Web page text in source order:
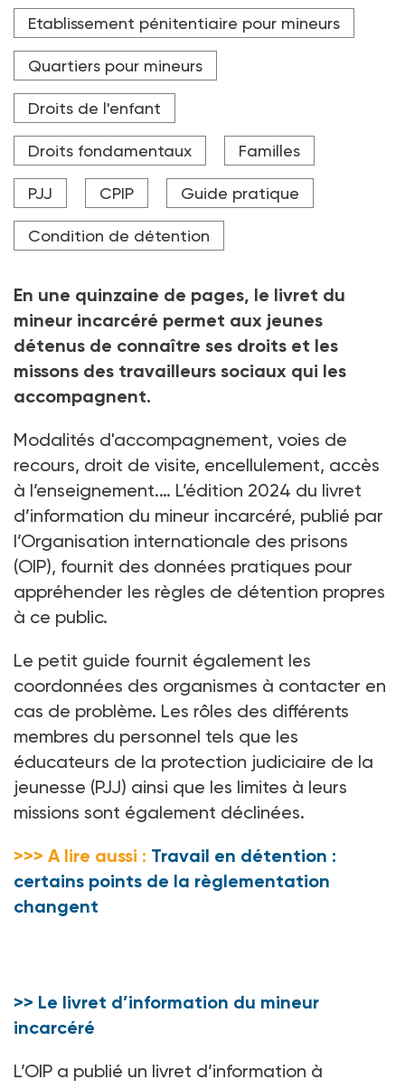
Etablissement pénitentiaire pour mineurs
Quartiers pour mineurs
Droits de l'enfant
Droits fondamentaux Familles
PJJ CPIP Guide pratique
Condition de détention
En une quinzaine de pages, le livret du
mineur incarcéré permet aux jeunes
détenus de connaître ses droits et les
missons des travailleurs sociaux qui les
accompagnent.
Modalités d'accompagnement, voies de
recours, droit de visite, encellulement, accès
à l’enseignement.… L’édition 2024 du livret
d’information du mineur incarcéré, publié par
l’Organisation internationale des prisons
(OIP), fournit des données pratiques pour
appréhender les règles de détention propres
à ce public.
Le petit guide fournit également les
coordonnées des organismes à contacter en
cas de problème. Les rôles des différents
membres du personnel tels que les
éducateurs de la protection judiciaire de la
jeunesse (PJJ) ainsi que les limites à leurs
missions sont également déclinées.
>>> A lire aussi : Travail en détention :
certains points de la règlementation
changent
>> Le livret d’information du mineur
incarcéré
L’OIP a publié un livret d’information à